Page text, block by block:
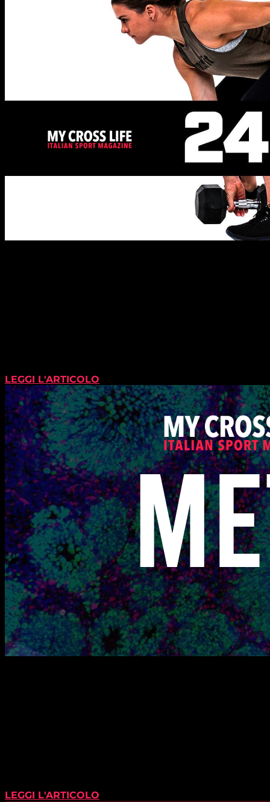
LEGGI L'ARTICOLO
LEGGI L'ARTICOLO